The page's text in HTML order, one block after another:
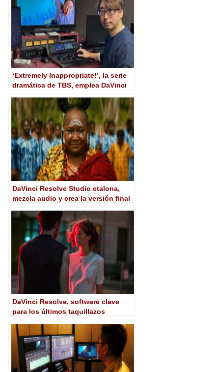
‘Extremely Inappropriate!’, la serie
dramática de TBS, emplea DaVinci
DaVinci Resolve Studio etalona,
mezcla audio y crea la versión final
DaVinci Resolve, software clave
para los últimos taquillazos